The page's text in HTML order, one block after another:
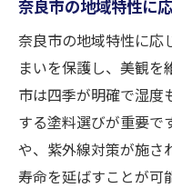
奈良市の地域特性に
奈良市の地域特性に応
まいを保護し、美観を
市は四季が明確で湿度
する塗料選びが重要で
や、紫外線対策が施さ
寿命を延ばすことが可